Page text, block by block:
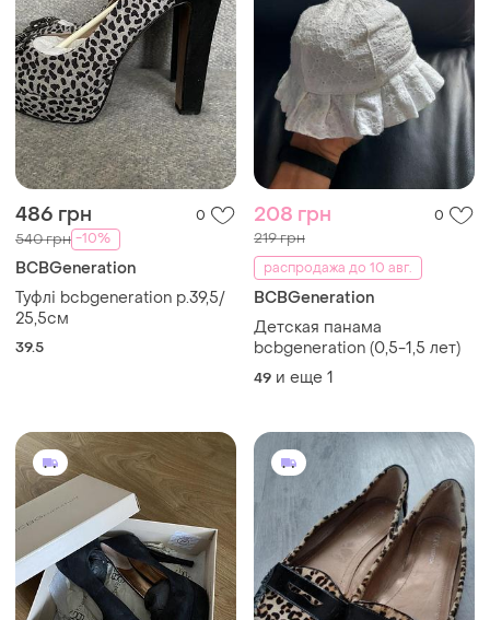
486 грн 0
540 грн -10%
BCBGeneration
Туфлі bcbgeneration р.39,5/
25,5см
39.5
208 грн 0
219 грн
распродажа до 10 авг.
BCBGeneration
Детская панама
bcbgeneration (0,5-1,5 лет)
49 и еще 1